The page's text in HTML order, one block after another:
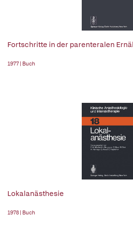
Fortschritte in der parenteralen
1977 | Buch
Lokalanästhesie
1978 | Buch